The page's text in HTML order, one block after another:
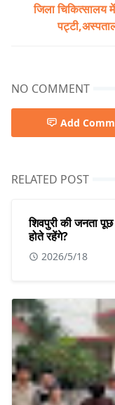
जिला चिकित्सालय
NO COMMENT
Add
RELATED POST
शिवपुरी की जनता पूछ
होते रहेंगे?
2026/5/18